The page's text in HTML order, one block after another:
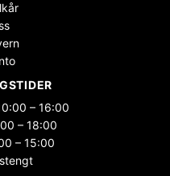
– 16:00
– 18:00
– 15:00